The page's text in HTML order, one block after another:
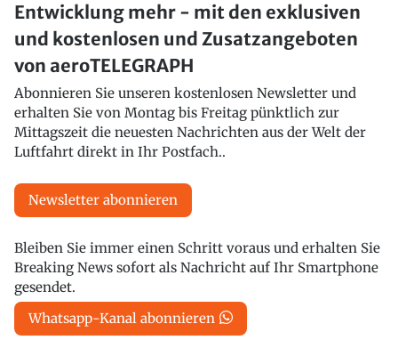
Entwicklung mehr - mit den exklusiven
und kostenlosen und Zusatzangeboten
von aeroTELEGRAPH
Abonnieren Sie unseren kostenlosen Newsletter und
erhalten Sie von Montag bis Freitag pünktlich zur
Mittagszeit die neuesten Nachrichten aus der Welt der
Luftfahrt direkt in Ihr Postfach..
Newsletter abonnieren
Bleiben Sie immer einen Schritt voraus und erhalten Sie
Breaking News sofort als Nachricht auf Ihr Smartphone
gesendet.
Whatsapp-Kanal abonnieren